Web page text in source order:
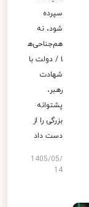
سپرده
شود، نه
هم‌جناحی‌ه
ا / دولت با
شهادت
رهبر،
پشتوانه
بزرگی را از
دست داد
1405/05/
14